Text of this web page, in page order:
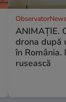
ANIMAŢIE.
drona după
în România.
rusească